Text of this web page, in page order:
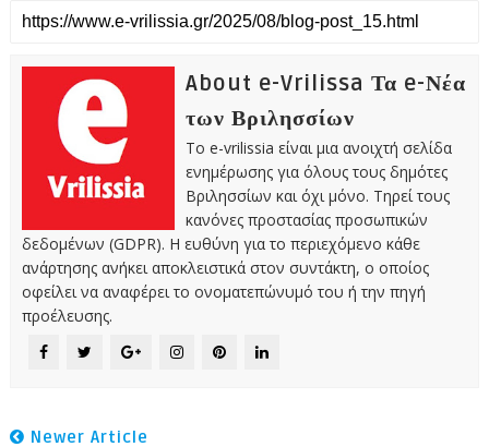
About e-Vrilissa Τα e-Νέα
των Βριλησσίων
Το e-vrilissia είναι μια ανοιχτή σελίδα
ενημέρωσης για όλους τους δημότες
Βριλησσίων και όχι μόνο. Τηρεί τους
κανόνες προστασίας προσωπικών
δεδομένων (GDPR). Η ευθύνη για το περιεχόμενο κάθε
ανάρτησης ανήκει αποκλειστικά στον συντάκτη, ο οποίος
οφείλει να αναφέρει το ονοματεπώνυμό του ή την πηγή
προέλευσης.
Newer Article